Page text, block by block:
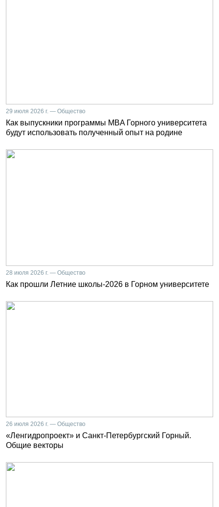
29 июля 2026 г. — Общество
Как выпускники программы MBA Горного университета
будут использовать полученный опыт на родине
28 июля 2026 г. — Общество
Как прошли Летние школы-2026 в Горном университете
26 июля 2026 г. — Общество
«Ленгидропроект» и Санкт-Петербургский Горный.
Общие векторы